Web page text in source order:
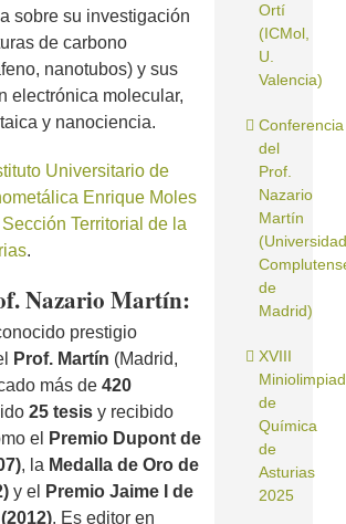
sobre su investigación
de carbono
nanotubos) y sus
electrónica molecular,
y nanociencia.
Universitario de
Enrique Moles
Sección Territorial de la
.
Nazario Martín:
prestigio
Prof. Martín (Madrid,
más de 420
25 tesis y recibido
el
Premio Dupont de
, la Medalla de Oro de
y el
Premio Jaime I de
. Es editor en
Ortí
(ICMol,
U.
Valencia)
Conferencia
del
Prof.
Nazario
Martín
(Universidad
de
Madrid)
XVIII
de
Química
de
Asturias
2025